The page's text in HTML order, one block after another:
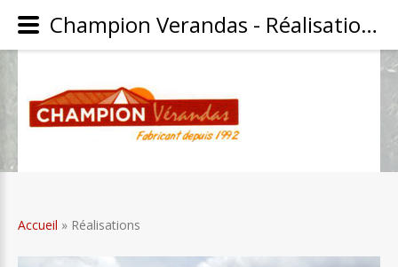
Accueil » Réalisations
Champion Verandas - Réalisations - Catégorie: Réalisations